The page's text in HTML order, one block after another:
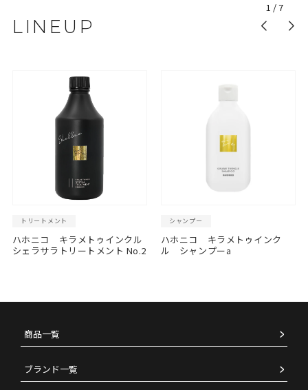
LINEUP
トリートメント
ハホニコ キラメトゥインクル
シェラサラトリートメント No.2
シャンプー
ハホニコ キラメトゥインク
ル シャンプーa
1 /7
商品一覧
ブランド一覧